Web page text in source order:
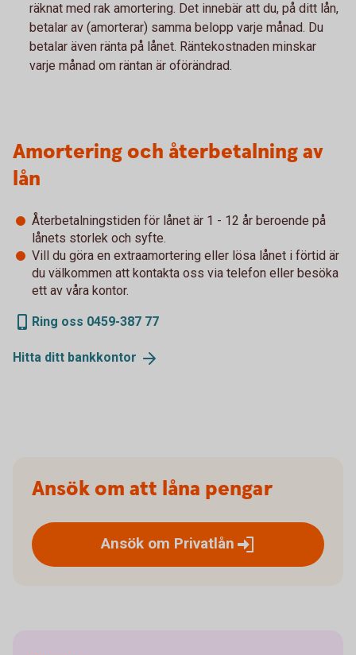
räknat med rak amortering. Det innebär att du, på ditt lån,
betalar av (amorterar) samma belopp varje månad. Du
betalar även ränta på lånet. Räntekostnaden minskar
varje månad om räntan är oförändrad.
Amortering och återbetalning av
lån
Återbetalningstiden för lånet är 1 - 12 år beroende på
lånets storlek och syfte.
Vill du göra en extraamortering eller lösa lånet i förtid är
du välkommen att kontakta oss via telefon eller besöka
ett av våra kontor.
Ring oss 0459-387 77
Hitta ditt bankkontor
Ansök om att låna pengar
Ansök om Privatlån